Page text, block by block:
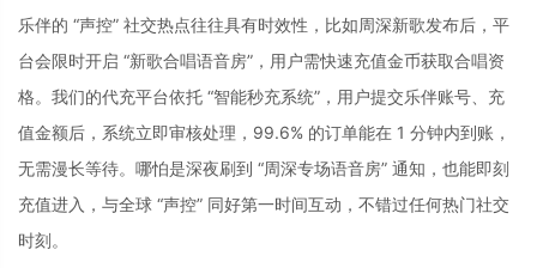
乐伴的 “声控” 社交热点往往具有时效性，比如周深新歌发布后，平
台会限时开启 “新歌合唱语音房”，用户需快速充值金币获取合唱资
格。我们的代充平台依托 “智能秒充系统”，用户提交乐伴账号、充
值金额后，系统立即审核处理，99.6% 的订单能在 1 分钟内到账，
无需漫长等待。哪怕是深夜刷到 “周深专场语音房” 通知，也能即刻
充值进入，与全球 “声控” 同好第一时间互动，不错过任何热门社交
时刻。